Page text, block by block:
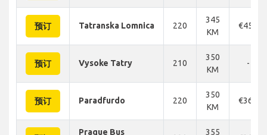
预订 Tatranska Lomnica 220
345
KM
€450
预订 Vysoke Tatry 210
350
KM
-
预订 Paradfurdo 220
350
KM
€360
Prague Bus
355